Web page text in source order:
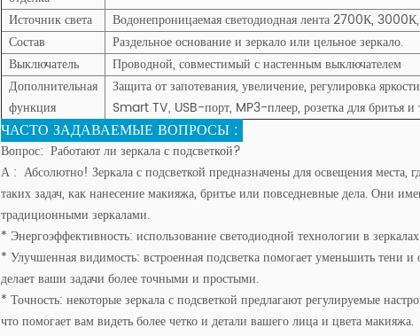
Источник света
Водонепроницаемая светодиодная лента 2700К,
Состав
Раздельное основание и зеркало или цельное зеркало.
Выключатель
Проводной, совместимый с настенным выключателем
Дополнительная
функция
Защита от запотевания, увеличение, регулировка
Smart TV, USB-порт, MP3-плеер, розетка для бритья и
ЧАСТО ЗАДАВАЕМЫЕ ВОПРОСЫ :
Вопрос: Работают ли зеркала с подсветкой?
А : Абсолютно! Зеркала с подсветкой предназначены для освещения места,
таких задач, как нанесение макияжа, бритье или повседневные дела. Они
традиционными зеркалами.
* Энергоэффективность: использование светодиодной технологии в
* Улучшенная видимость: встроенная подсветка помогает уменьшить тени и
делает ваши задачи более точными и простыми.
* Точность: некоторые зеркала с подсветкой предлагают регулируемые
что помогает вам видеть более четко и детали вашего лица и цвета макияжа.